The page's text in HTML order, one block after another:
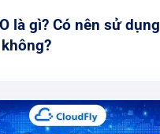
là gì? Có nên sử dụng